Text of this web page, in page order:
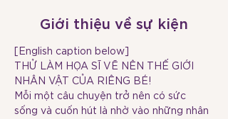
Giới thiệu về sự kiện
THỬ LÀM HỌA SĨ VẼ NÊN THẾ GIỚI
Mỗi một câu chuyện trở nên có sức
sống và cuốn hút là nhờ vào những nhân